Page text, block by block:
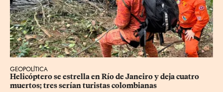
GEOPOLÍTICA
Helicóptero se estrella en Río de Janeiro y deja cuatro
muertos; tres serían turistas colombianas